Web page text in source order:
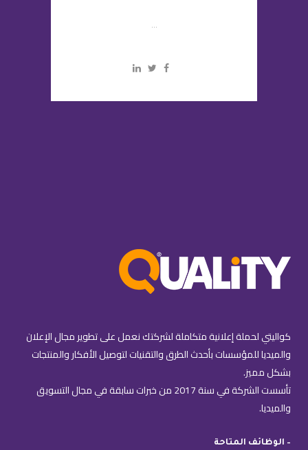
...
كواليتي لحملة إعلانية متكاملة لشركتك نعمل على تطوير مجال الإعلان
والميديا للمؤسسات بأحدث الطرق والتقنيات لتوصيل الأفكار والمنتجات
بشكل مميز.
تأسست الشركة في سنة 2017 من خبرات سابقة في مجال التسويق
والميديا.
– الوظائف المتاحة